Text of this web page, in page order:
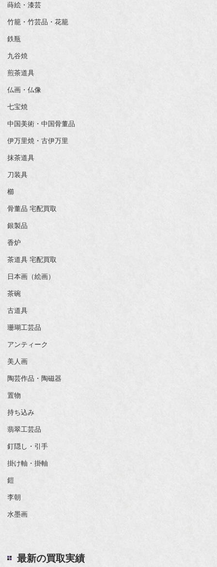
蒔絵・漆芸
竹籠・竹芸品・花籠
鉄瓶
九谷焼
煎茶道具
仏画・仏像
七宝焼
中国美術・中国骨董品
伊万里焼・古伊万里
抹茶道具
刀装具
櫛
骨董品 宅配買取
銀製品
香炉
茶道具 宅配買取
日本画（絵画）
茶碗
古道具
珊瑚工芸品
アンティーク
美人画
陶芸作品・陶磁器
置物
持ち込み
翡翠工芸品
釘隠し・引手
掛け軸・掛軸
鎧
李朝
水墨画
最新の買取実績